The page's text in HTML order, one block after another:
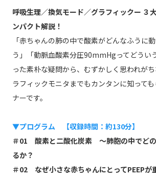
呼吸生理／換気モード／グラフィックー ３
ンパクト解説！
「赤ちゃんの肺の中で酸素がどんなふうに
う」「動脈血酸素分圧90mmHgってどうい
った素朴な疑問から、むずかしく思われが
ラフィックモニタまでもカンタンに知って
ナーです。
▼プログラム 【収録時間：約130分】
＃01 酸素と二酸化炭素 〜肺胞の中でど
るか？
＃02 なぜ小さな赤ちゃんにとってPEEPが